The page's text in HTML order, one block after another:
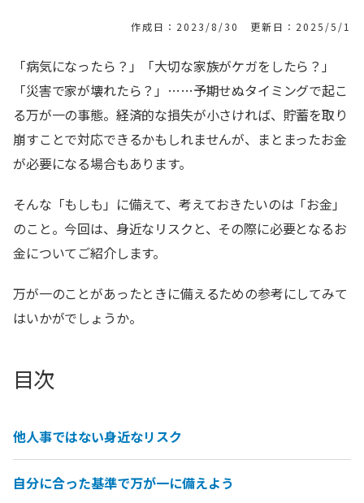
作成日：2023/8/30 更新日：2025/5/1
「病気になったら？」「大切な家族がケガをしたら？」
「災害で家が壊れたら？」……予期せぬタイミングで起こ
る万が一の事態。経済的な損失が小さければ、貯蓄を取り
崩すことで対応できるかもしれませんが、まとまったお金
が必要になる場合もあります。
そんな「もしも」に備えて、考えておきたいのは「お金」
のこと。今回は、身近なリスクと、その際に必要となるお
金についてご紹介します。
万が一のことがあったときに備えるための参考にしてみて
はいかがでしょうか。
目次
他人事ではない身近なリスク
自分に合った基準で万が一に備えよう